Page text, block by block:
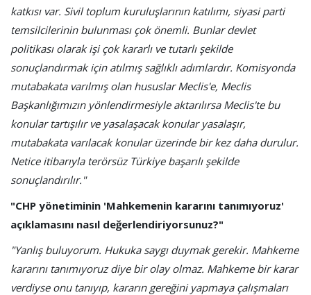
katkısı var. Sivil toplum kuruluşlarının katılımı, siyasi parti
temsilcilerinin bulunması çok önemli. Bunlar devlet
politikası olarak işi çok kararlı ve tutarlı şekilde
sonuçlandırmak için atılmış sağlıklı adımlardır. Komisyonda
mutabakata varılmış olan hususlar Meclis'e, Meclis
Başkanlığımızın yönlendirmesiyle aktarılırsa Meclis'te bu
konular tartışılır ve yasalaşacak konular yasalaşır,
mutabakata varılacak konular üzerinde bir kez daha durulur.
Netice itibarıyla terörsüz Türkiye başarılı şekilde
sonuçlandırılır."
"CHP yönetiminin 'Mahkemenin kararını tanımıyoruz'
açıklamasını nasıl değerlendiriyorsunuz?"
"Yanlış buluyorum. Hukuka saygı duymak gerekir. Mahkeme
kararını tanımıyoruz diye bir olay olmaz. Mahkeme bir karar
verdiyse onu tanıyıp, kararın gereğini yapmaya çalışmaları